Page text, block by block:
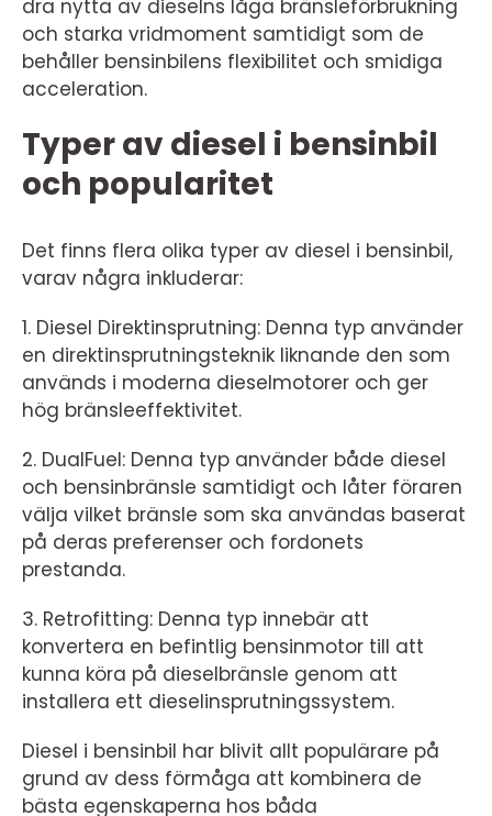
dra nytta av dieselns låga bränsleförbrukning
och starka vridmoment samtidigt som de
behåller bensinbilens flexibilitet och smidiga
acceleration.
Typer av diesel i bensinbil
och popularitet
Det finns flera olika typer av diesel i bensinbil,
varav några inkluderar:
1. Diesel Direktinsprutning: Denna typ använder
en direktinsprutningsteknik liknande den som
används i moderna dieselmotorer och ger
hög bränsleeffektivitet.
2. DualFuel: Denna typ använder både diesel
och bensinbränsle samtidigt och låter föraren
välja vilket bränsle som ska användas baserat
på deras preferenser och fordonets
prestanda.
3. Retrofitting: Denna typ innebär att
konvertera en befintlig bensinmotor till att
kunna köra på dieselbränsle genom att
installera ett dieselinsprutningssystem.
Diesel i bensinbil har blivit allt populärare på
grund av dess förmåga att kombinera de
bästa egenskaperna hos båda